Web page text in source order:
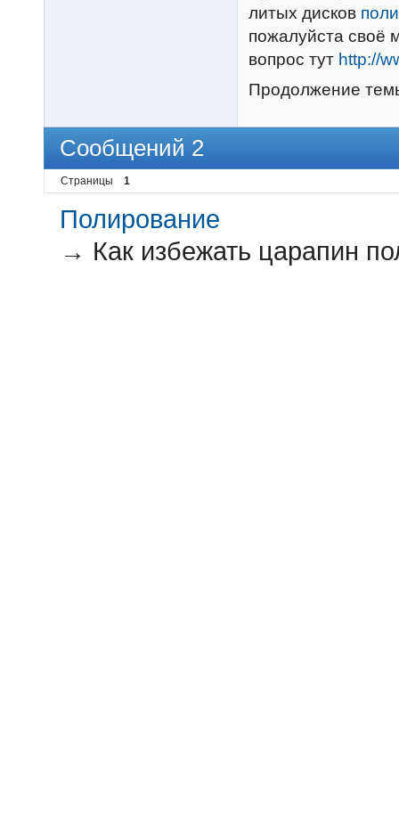
литых дисков
пожалуйста своё
вопрос тут http://
Продолжение
Сообщений 2
Страницы 1
Полирование
→ Как избежать царапин